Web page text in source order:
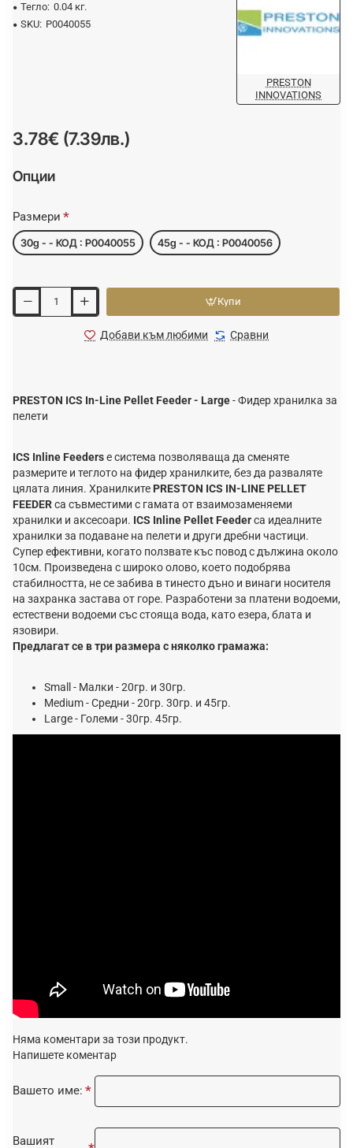
Тегло: 0.04 кг.
SKU: P0040055
PRESTON
INNOVATIONS
3.78€ (7.39лв.)
Опции
Размери
30g - - КОД : P0040055 45g - - КОД : P0040056
Купи
Добави към любими Сравни
PRESTON ICS In-Line Pellet Feeder - Large- Фидер хранилка за
пелети
ICS Inline Feedersе система позволяваща да сменяте
размерите и теглото на фидер хранилките, без да разваляте
цялата линия. Хранилките PRESTON ICS IN-LINE PELLET
FEEDERса съвместими с гамата от взаимозаменяеми
хранилки и аксесоари. ICS Inline Pellet Feederса идеалните
хранилки за подаване на пелети и други дребни частици.
Супер ефективни, когато ползвате къс повод с дължина около
10см. Произведена с широко олово, което подобрява
стабилността, не се забива в тинесто дъно и винаги носителя
на захранка застава от горе. Разработени за платени водоеми,
естествени водоеми със стояща вода, като езера, блата и
язовири.
Предлагат се в три размера с няколко грамажа:
Small - Малки - 20гр. и 30гр.
Medium - Средни - 20гр. 30гр. и 45гр.
Large - Големи - 30гр. 45гр.
Няма коментари за този продукт.
Напишете коментар
Вашето име:
Вашият